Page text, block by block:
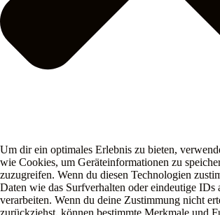
Um dir ein optimales Erlebnis zu bieten,
wie Cookies, um Geräteinformationen zu
zuzugreifen. Wenn du diesen Technologien
Daten wie das Surfverhalten oder eindeutige IDs
verarbeiten. Wenn du deine Zustimmung nicht
zurückziehst, können bestimmte Merkmale und